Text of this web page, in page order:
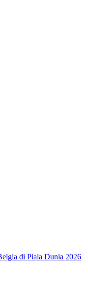
di Piala Dunia 2026